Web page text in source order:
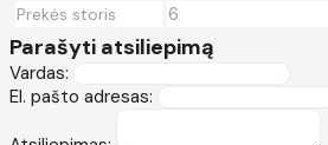
Prekės storis 6
Parašyti atsiliepimą
Vardas:
El. pašto adresas: